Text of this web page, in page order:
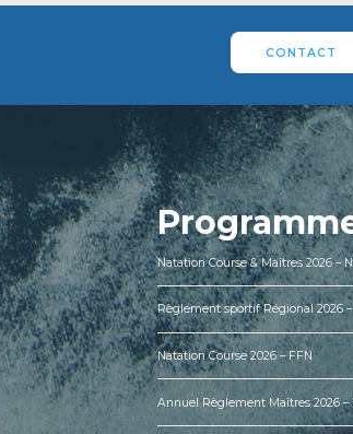
CONTACT
Natation Course & Maîtres 2026 –
Règlement sportif Régional 2026 –
Natation Course 2026 – FFN
Annuel Règlement Maîtres 2026 –